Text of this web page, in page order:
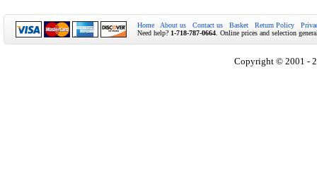
Home About us Contact us Basket Return Policy
Need help? 1-718-787-0664 . Online prices and selection
Copyright © 2001 -